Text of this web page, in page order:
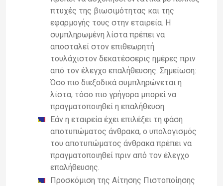
πτυχές της βιωσιμότητας και της
εφαρμογής τους στην εταιρεία. Η
συμπληρωμένη λίστα πρέπει να
αποσταλεί στον επιθεωρητή
τουλάχιστον δεκατέσσερις ημέρες πριν
από τον έλεγχο επαλήθευσης. Σημείωση:
Όσο πιο διεξοδικά συμπληρώνεται η
λίστα, τόσο πιο γρήγορα μπορεί να
πραγματοποιηθεί η επαλήθευση.
Εάν η εταιρεία έχει επιλέξει τη φάση
αποτυπώματος άνθρακα, ο υπολογισμός
του αποτυπώματος άνθρακα πρέπει να
πραγματοποιηθεί πριν από τον έλεγχο
επαλήθευσης.
Προσκόμιση της Αίτησης Πιστοποίησης